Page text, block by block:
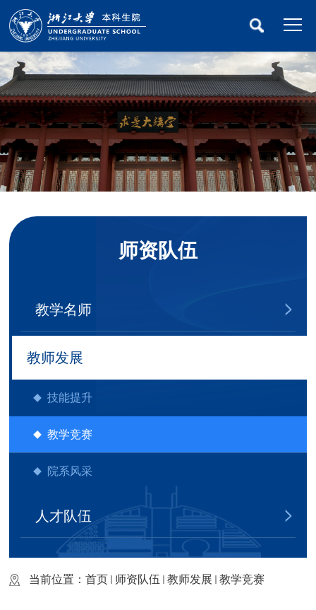
师资队伍
教学名师
教师发展
技能提升
教学竞赛
院系风采
人才队伍
当前位置：首页 师资队伍 教师发展 教学竞赛